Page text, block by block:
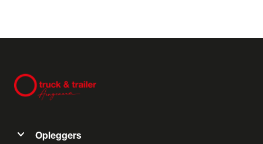
expand_more Opleggers